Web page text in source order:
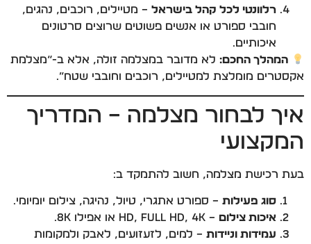
רלוונטי לכל קהל בישראל – מטיילים, רוכבים, נהגים,
חובבי ספורט או אנשים פשוטים שרוצים סרטונים
איכותיים.
המהלך החכם: לא מדובר במצלמה זולה, אלא ב-“מצלמת
אקסטרים מומלצת למטיילים, רוכבים וחובבי שטח”.
איך לבחור מצלמה – המדריך
המקצועי
בעת רכישת מצלמה, חשוב להתמקד ב:
סוג פעילות – ספורט אתגרי, טיול, נהיגה, צילום יומיומי.
איכות צילום – HD, Full HD, 4K או אפילו 8K.
עמידות וניידות – למים, לזעזועים, לאבק ולמקומות